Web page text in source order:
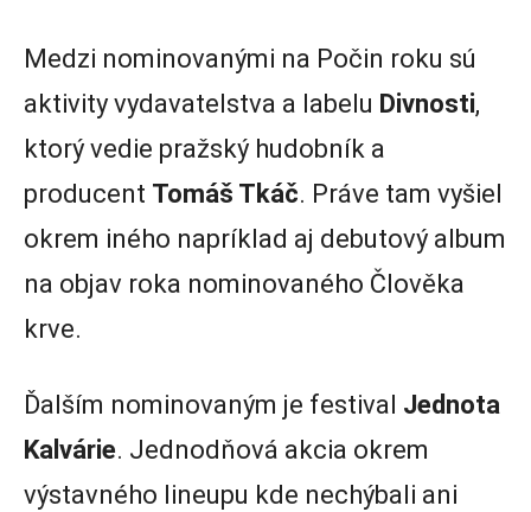
Medzi nominovanými na Počin roku sú
aktivity vydavatelstva a labelu Divnosti,
ktorý vedie pražský hudobník a
producent Tomáš Tkáč. Práve tam vyšiel
okrem iného napríklad aj debutový album
na objav roka nominovaného Člověka
krve.
Ďalším nominovaným je festival Jednota
Kalvárie. Jednodňová akcia okrem
výstavného lineupu kde nechýbali ani